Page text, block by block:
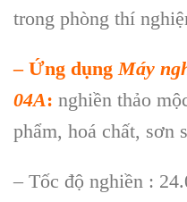
trong phòng thí
– Ứng dụng Máy
04A: nghiền thảo
phẩm, hoá chất, sơn
– Tốc độ nghiền :